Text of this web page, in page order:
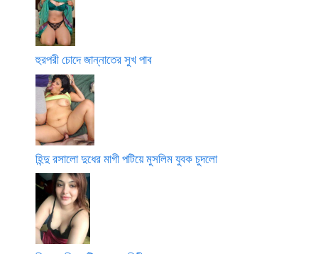
হুরপরী চোদে জান্নাতের সুখ পাব
হিন্দু রসালো দুধের মাগী পটিয়ে মুসলিম যুবক চুদলো